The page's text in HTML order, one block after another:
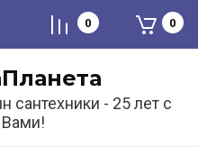
сантехники - 25 лет с
Вами!
0 0